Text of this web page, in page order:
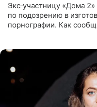
Экс‑участницу «Дома
по подозрению в
порнографии. Как